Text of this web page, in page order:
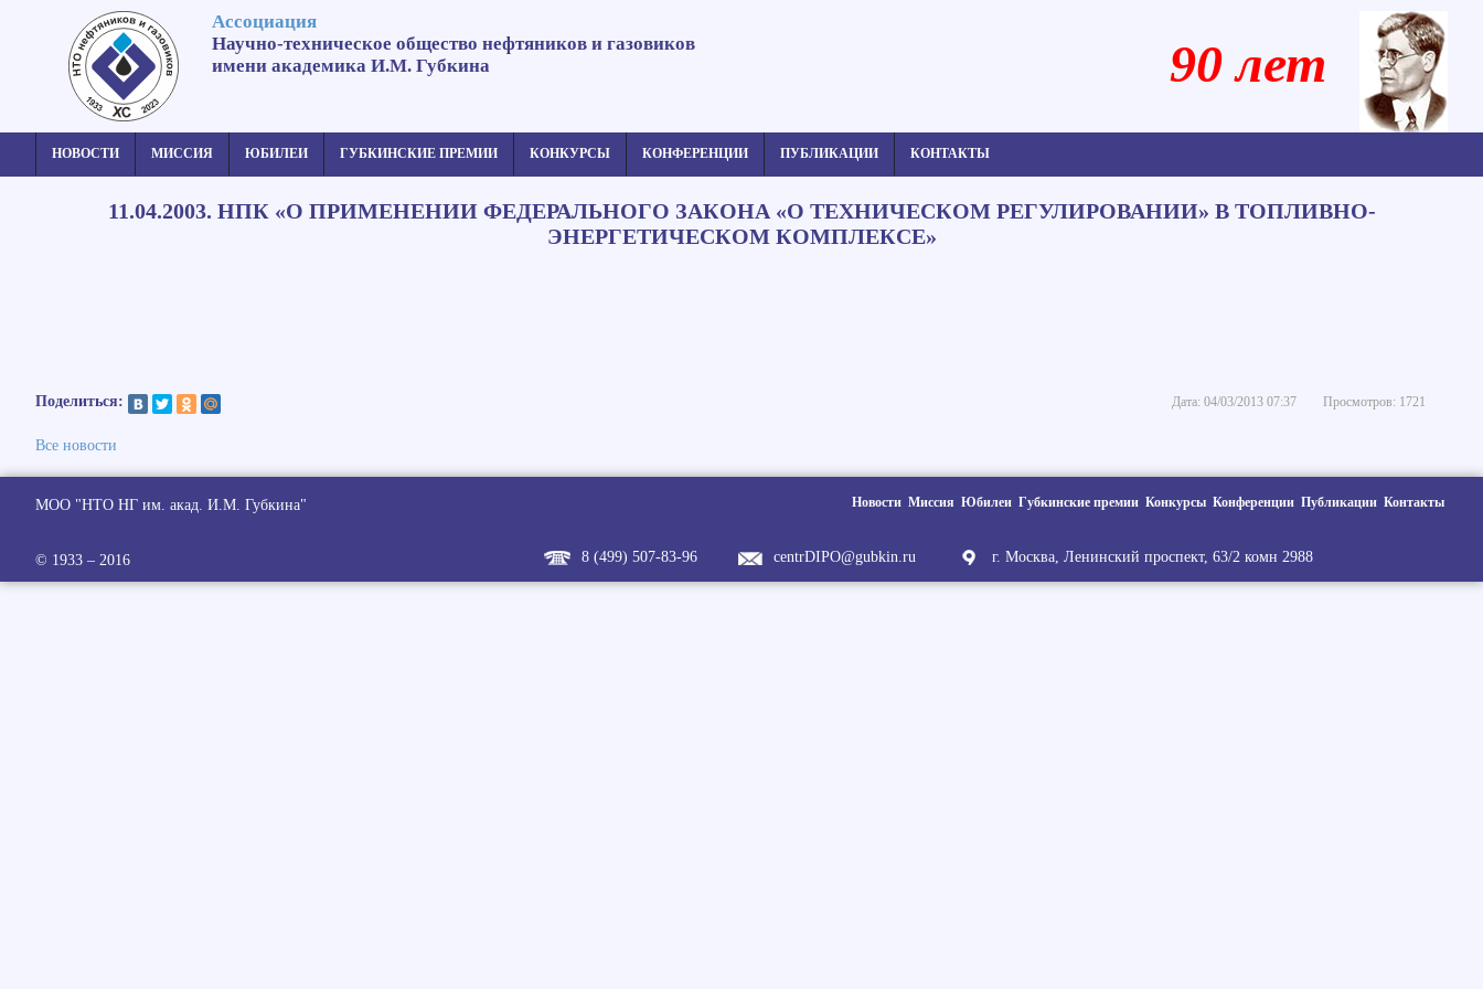
Ассоциация
Научно-техническое общество нефтяников и газовиков
имени академика И.М. Губкина
90 лет
НОВОСТИ МИССИЯ ЮБИЛЕИ ГУБКИНСКИЕ ПРЕМИИ КОНКУРСЫ КОНФЕРЕНЦИИ ПУБЛИКАЦИИ КОНТАКТЫ
11.04.2003. НПК «О ПРИМЕНЕНИИ ФЕДЕРАЛЬНОГО ЗАКОНА «О ТЕХНИЧЕСКОМ РЕГУЛИРОВАНИИ» В ТОПЛИВНО-
ЭНЕРГЕТИЧЕСКОМ КОМПЛЕКСЕ»
Поделиться: Дата: 04/03/2013 07:37 Просмотров: 1721
Все новости
МОО "НТО НГ им. акад. И.М. Губкина"
© 1933 – 2016
Новости Миссия Юбилеи Губкинские премии Конкурсы Конференции Публикации Контакты
8 (499) 507-83-96 centrDIPO@gubkin.ru г. Москва, Ленинский проспект, 63/2 комн 2988